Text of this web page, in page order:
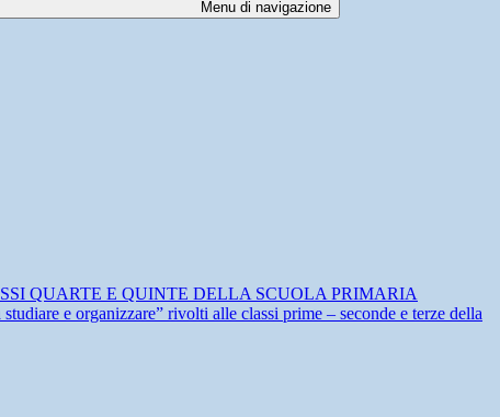
Menu di navigazione
QUARTE E QUINTE DELLA SCUOLA PRIMARIA
e organizzare” rivolti alle classi prime – seconde e terze della